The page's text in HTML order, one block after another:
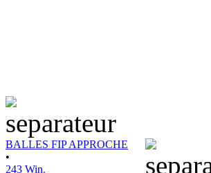
BALLES FIP APPROCHE
•
243 Win.